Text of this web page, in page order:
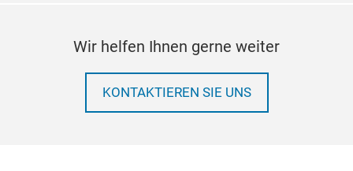
Wir helfen Ihnen gerne weiter
KONTAKTIEREN SIE UNS